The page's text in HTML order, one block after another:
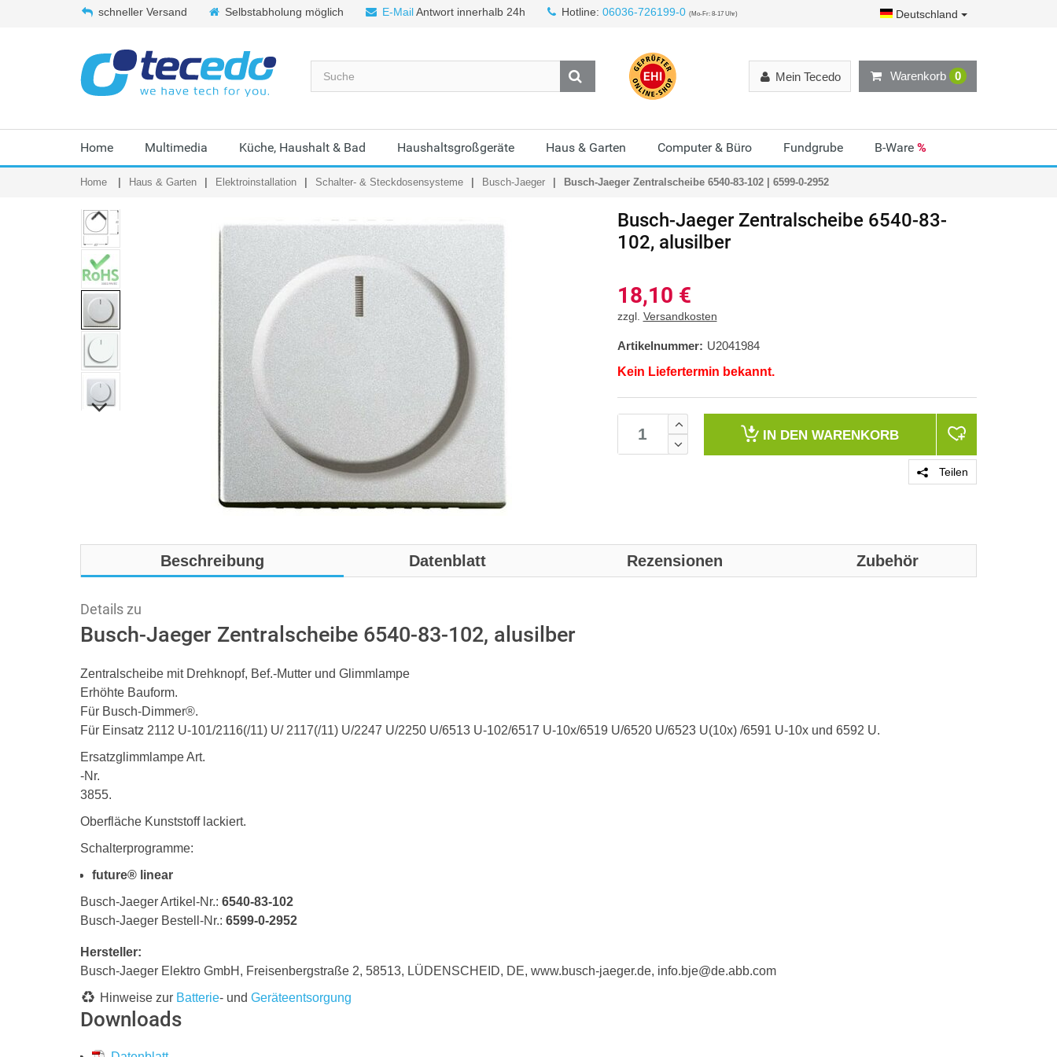
schneller Versand Selbstabholung möglich E-MailAntwort innerhalb 24h Hotline: 06036-726199-0 (Mo-Fr: 8-17 Uhr) Deutschland
Warenkorb 0
Mein Tecedo
Home Multimedia Küche, Haushalt & Bad Haushaltsgroßgeräte Haus & Garten Computer & Büro Fundgrube B-Ware %
Home Haus & Garten Elektroinstallation Schalter- & Steckdosensysteme Busch-Jaeger Busch-Jaeger Zentralscheibe 6540-83-102 | 6599-0-2952
Busch-Jaeger Zentralscheibe 6540-83-
102, alusilber
18,10 €
zzgl. Versandkosten
Artikelnummer: U2041984
Kein Liefertermin bekannt.
IN DEN WARENKORB
Teilen
Beschreibung Datenblatt Rezensionen Zubehör
Details zu
Busch-Jaeger Zentralscheibe 6540-83-102, alusilber
Zentralscheibe mit Drehknopf, Bef.-Mutter und Glimmlampe
Erhöhte Bauform.
Für Busch-Dimmer®.
Für Einsatz 2112 U-101/2116(/11) U/ 2117(/11) U/2247 U/2250 U/6513 U-102/6517 U-10x/6519 U/6520 U/6523 U(10x) /6591 U-10x und 6592 U.
Ersatzglimmlampe Art.
-Nr.
3855.
Oberfläche Kunststoff lackiert.
Schalterprogramme:
future® linear
Busch-Jaeger Artikel-Nr.: 6540-83-102
Busch-Jaeger Bestell-Nr.: 6599-0-2952
Hersteller:
Busch-Jaeger Elektro GmbH, Freisenbergstraße 2, 58513, LÜDENSCHEID, DE, www.busch-jaeger.de, info.bje@de.abb.com
Hinweise zur Batterie- und Geräteentsorgung
Downloads